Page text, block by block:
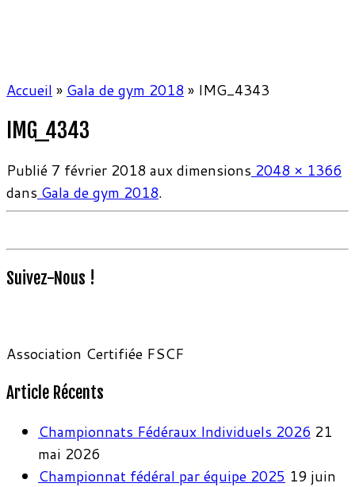
Accueil » Gala de gym 2018 » IMG_4343
IMG_4343
Publié 7 février 2018 aux dimensions 2048 × 1366
dans Gala de gym 2018.
Suivez-Nous !
Association Certifiée FSCF
Article Récents
Championnats Fédéraux Individuels 2026 21
mai 2026
Championnat fédéral par équipe 2025 19 juin